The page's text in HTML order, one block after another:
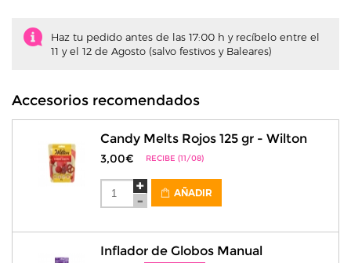
Haz tu pedido antes de las 17:00 h y recíbelo entre el
11 y el 12 de Agosto (salvo festivos y Baleares)
Accesorios recomendados
Candy Melts Rojos 125 gr - Wilton
3,00€ RECIBE (11/08)
AÑADIR
Inflador de Globos Manual